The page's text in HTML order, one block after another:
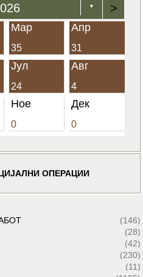
▼ >
Мар
35
Апр
31
Јул
24
Авг
4
Ное
0
Дек
0
ОПЕРАЦИИ
(146)
(28)
(42)
(230)
(11)